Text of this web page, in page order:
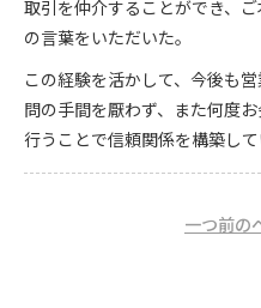
取引を仲介することができ、
の言葉をいただいた。
この経験を活かして、今後も
問の手間を厭わず、また何度
行うことで信頼関係を構築して
一つ前の